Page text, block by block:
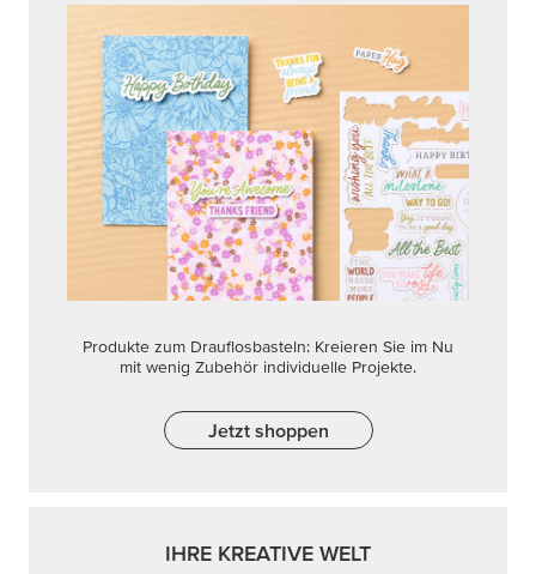
Produkte zum Drauflosbasteln: Kreieren Sie im Nu
mit wenig Zubehör individuelle Projekte.
Jetzt shoppen
IHRE KREATIVE WELT